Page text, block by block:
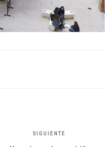
Siguiente
SIGUIENTE